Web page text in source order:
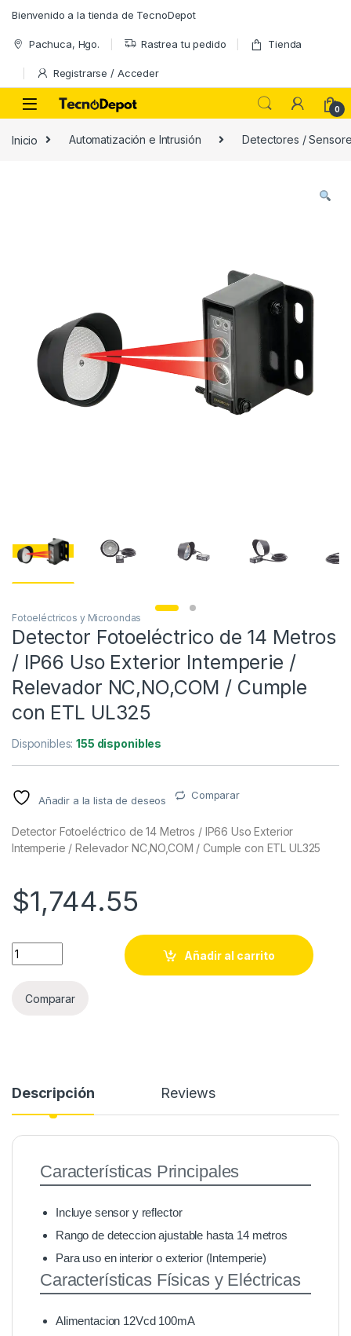
Bienvenido a la tienda de TecnoDepot
Pachuca, Hgo. Rastrea tu pedido Tienda
Registrarse / Acceder
0
Inicio Automatización e Intrusión Detectores /
Fotoeléctricos y Microondas
Detector Fotoeléctrico de 14 Metros
/ IP66 Uso Exterior Intemperie /
Relevador NC,NO,COM / Cumple
con ETL UL325
Disponibles:155 disponibles
Añadir a la lista de deseos Comparar
Detector Fotoeléctrico de 14 Metros / IP66 Uso Exterior
Intemperie / Relevador NC,NO,COM / Cumple con ETL UL325
$1,744.55
Detector Fotoeléctrico de 14 Metros / IP66 Uso Exterior
Añadir al carrito
Comparar
Descripción Reviews
Características Principales
Incluye sensor y reflector
Rango de deteccion ajustable hasta 14 metros
Para uso en interior o exterior (Intemperie)
Características Físicas y Eléctricas
Alimentacion 12Vcd 100mA